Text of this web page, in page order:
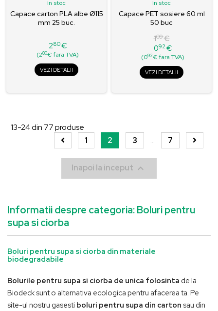
in stoc
Capace carton PLA albe Ø115
mm 25 buc.
Pret
280€
(280€ fara TVA)
VEZI DETALII
in stoc
Capace PET sosiere 60 ml
50 buc
Pret
de
baza
109€
Pret
092 €
(092€ fara TVA)
VEZI DETALII
13-24din 77produse
1
2 3 … 7
Inapoi la inceput 
Informatii despre categoria: Boluri pentru
supa si ciorba
Boluri pentru supa si ciorba din materiale
biodegradabile
Bolurile pentru supa si ciorba de unica folosinta de la
Biodeck sunt o alternativa ecologica pentru afacerea ta. Pe
site-ul nostru gasesti boluri pentru supa din carton sau din